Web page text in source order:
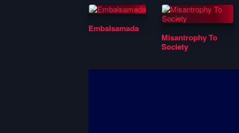
Embalsamada
Misantrophy To
Society